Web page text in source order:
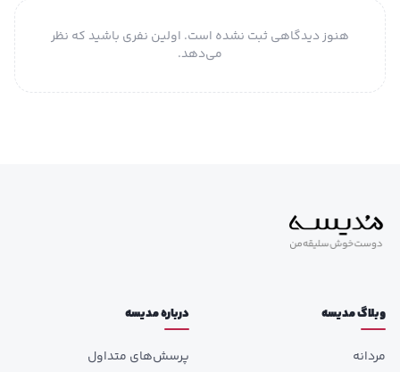
هنوز دیدگاهی ثبت نشده است. اولین نفری باشید که نظر
می‌دهد.
وبلاگ مدیسه
مردانه
درباره مدیسه
پرسش‌های متداول